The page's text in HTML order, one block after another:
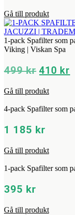
priset
var:
1
497
Gå till produkt
1-pack Spafilter som
Viking | Viskan Spa
499kr Det
priset
var:
410 kr
Gå till produkt
4-pack Spafilter som
1 185 kr
Gå till produkt
1-pack Spafilter som
395 kr
Gå till produkt